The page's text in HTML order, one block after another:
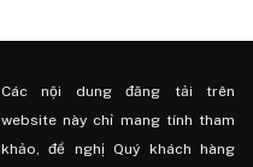
Các nội dung đăng tải trên
website này chỉ mang tính tham
khảo, đề nghị Quý khách hàng